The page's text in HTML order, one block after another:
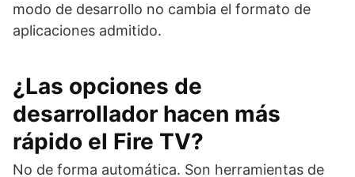
modo de desarrollo no cambia el formato de
aplicaciones admitido.
¿Las opciones de
desarrollador hacen más
rápido el Fire TV?
No de forma automática. Son herramientas de